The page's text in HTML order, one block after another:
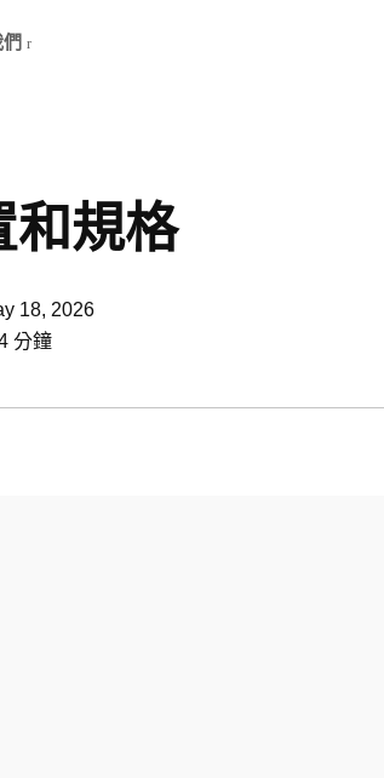
和規格
18, 2026
分鐘